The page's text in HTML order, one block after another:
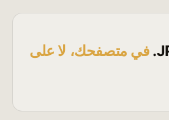
في متصفحك، لا على